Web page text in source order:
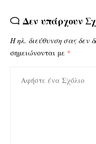
Δεν υπάρχουν
Η ηλ. διεύθυνση σας δεν
σημειώνονται με *